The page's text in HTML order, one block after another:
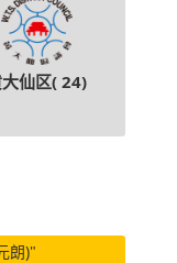
仙区(24)
朗)"